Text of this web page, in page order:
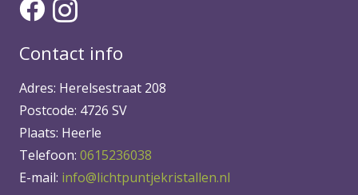
Contact info
Adres: Herelsestraat 208
Postcode: 4726 SV
Plaats: Heerle
Telefoon: 0615236038
E-mail: info@lichtpuntjekristallen.nl